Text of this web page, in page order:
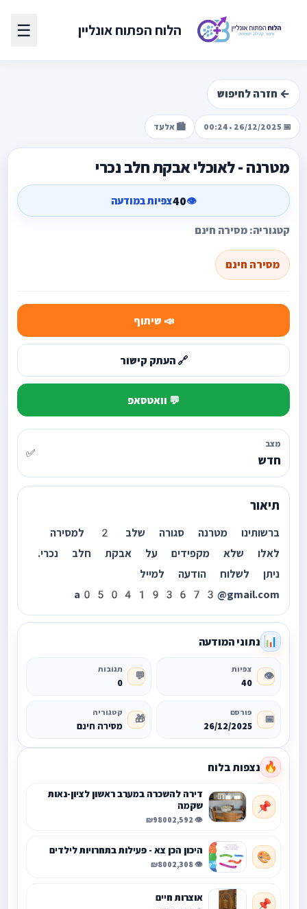
הלוח הפתוח אונליין ☰
← חזרה לחיפוש
📅 26/12/2025 • 00:24 🏙️ אלעד
מטרנה - לאוכלי אבקת חלב נכרי
👁️
40צפיות במודעה
קטגוריה: מסירה חינם
מסירה חינם
📣 שיתוף
🔗 העתק קישור
💬 וואטסאפ
מצב
חדש ✅
תיאור
ברשותינו מטרנה סגורה שלב 2 למסירה
לאלו שלא מקפידים על אבקת חלב נכרי.
ניתן לשלוח הודעה למייל
a0504193673@gmail.com
📊 נתוני המודעה
👁️ צפיות
40
💬 תגובות
0
📅 פורסם
26/12/2025
🎁 קטגוריה
מסירה חינם
🔥 נצפות בלוח
📌
דירה להשכרה במערב ראשון לציון-נאות
שקמה
👁️ 2,592
₪9800
🎨 היכון הכן צא - פעילות בתחרויות לילדים
👁️ 2,308
₪800
📌 אוצרות חיים